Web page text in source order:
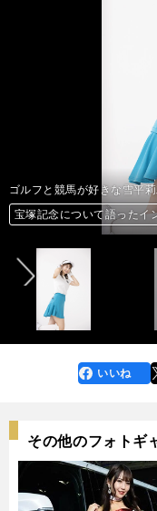
ゴルフと競馬が好きな雪平
宝塚記念について語ったイ
photo by Tatematsu
photo by Tatematsu
photo by Tatematsu
photo by Tatematsu
photo by Tatematsu
photo by Tatematsu
photo by Tatematsu
photo by Tatematsu
photo by Tatematsu
ゴルフと競馬が好きな雪平
宝塚記念について語ったイ
ゴルフと競馬が好きな雪平
宝塚記念について語ったイ
前へ
faceboo
k
いいね
その他のフォトギ